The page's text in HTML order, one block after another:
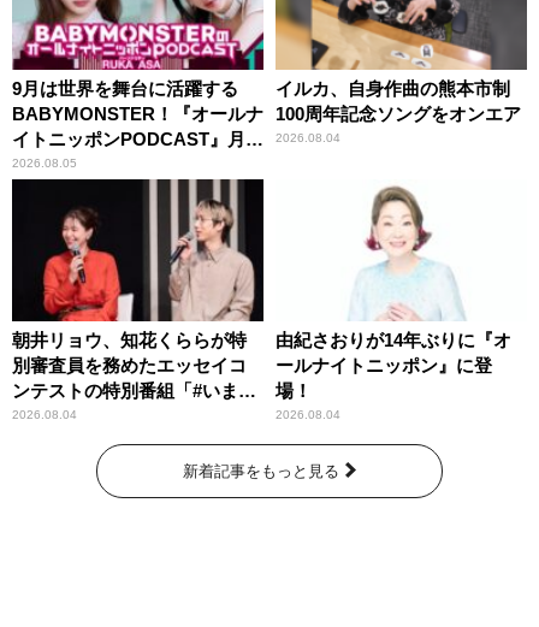
9月は世界を舞台に活躍する
BABYMONSTER！『オールナ
イトニッポンPODCAST』月替
わりパーソナリティ
2026.08.05
イルカ、自身作曲の熊本市制
100周年記念ソングをオンエア
2026.08.04
朝井リョウ、知花くららが特
別審査員を務めたエッセイコ
ンテストの特別番組「#いまあ
なたに伝えたいこと」
2026.08.04
由紀さおりが14年ぶりに『オ
ールナイトニッポン』に登
場！
2026.08.04
新着記事をもっと見る